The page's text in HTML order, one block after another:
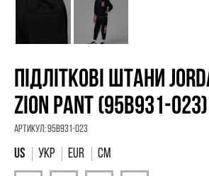
ПІДЛІТКОВІ ШТАНИ
ZION PANT (95B931-023)
Артикул:95B931-023
УКР EUR СМ